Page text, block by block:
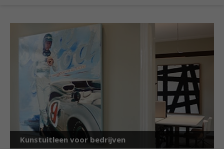
Kunstuitleen voor bedrijven